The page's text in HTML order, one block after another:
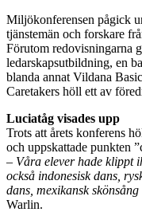
Miljökonferensen pågick
tjänstemän och forskare
Förutom redovisningarna
ledarskapsutbildning, en
blanda annat Vildana
Caretakers höll ett av
Luciatåg visades upp
Trots att årets konferens
och uppskattade punkten
– Våra elever hade klippt
också indonesisk dans,
dans, mexikansk
Warlin.